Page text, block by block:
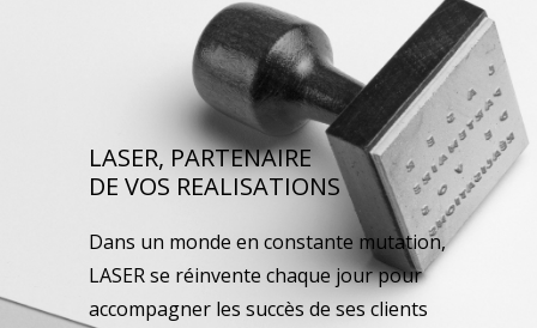
LASER, PARTENAIRE
DE VOS REALISATIONS
Dans un monde en constante mutation,
LASER se réinvente chaque jour pour
accompagner les succès de ses clients